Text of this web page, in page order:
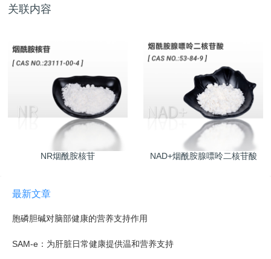
关联内容
NR烟酰胺核苷 NAD+烟酰胺腺嘌呤二核苷酸
最新文章
胞磷胆碱对脑部健康的营养支持作用
SAM-e：为肝脏日常健康提供温和营养支持